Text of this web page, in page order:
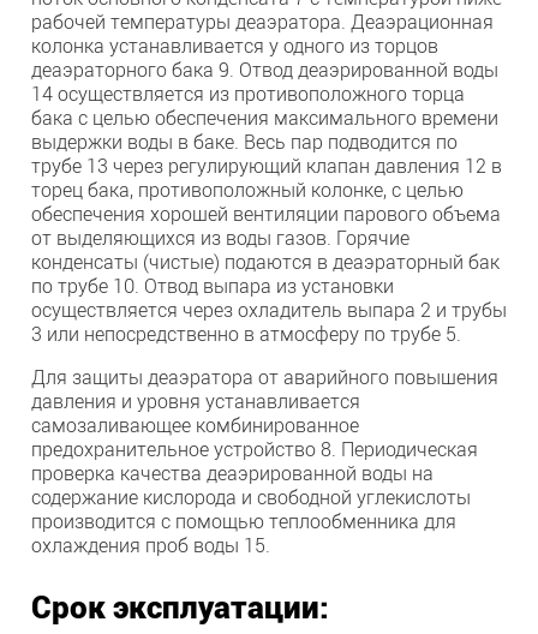
рабочей температуры деаэратора. Деаэрационная
колонка устанавливается у одного из торцов
деаэраторного бака 9. Отвод деаэрированной воды
14 осуществляется из противоположного торца
бака с целью обеспечения максимального времени
выдержки воды в баке. Весь пар подводится по
трубе 13 через регулирующий клапан давления 12 в
торец бака, противоположный колонке, с целью
обеспечения хорошей вентиляции парового объема
от выделяющихся из воды газов. Горячие
конденсаты (чистые) подаются в деаэраторный бак
по трубе 10. Отвод выпара из установки
осуществляется через охладитель выпара 2 и трубы
3 или непосредственно в атмосферу по трубе 5.
Для защиты деаэратора от аварийного повышения
давления и уровня устанавливается
самозаливающее комбинированное
предохранительное устройство 8. Периодическая
проверка качества деаэрированной воды на
содержание кислорода и свободной углекислоты
производится с помощью теплообменника для
охлаждения проб воды 15.
Срок эксплуатации: